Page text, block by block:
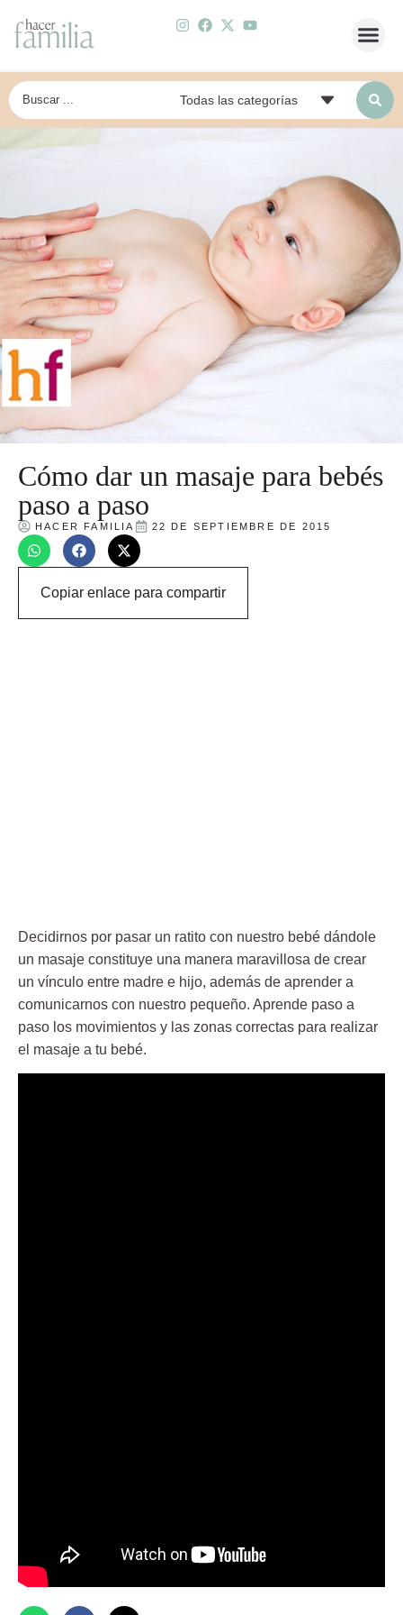
Cómo dar un masaje para bebés
paso a paso
HACER FAMILIA 22 DE SEPTIEMBRE DE 2015
Copiar enlace para compartir
Decidirnos por pasar un ratito con nuestro bebé dándole
un masaje constituye una manera maravillosa de crear
un vínculo entre madre e hijo, además de aprender a
comunicarnos con nuestro pequeño. Aprende paso a
paso los movimientos y las zonas correctas para realizar
el masaje a tu bebé.